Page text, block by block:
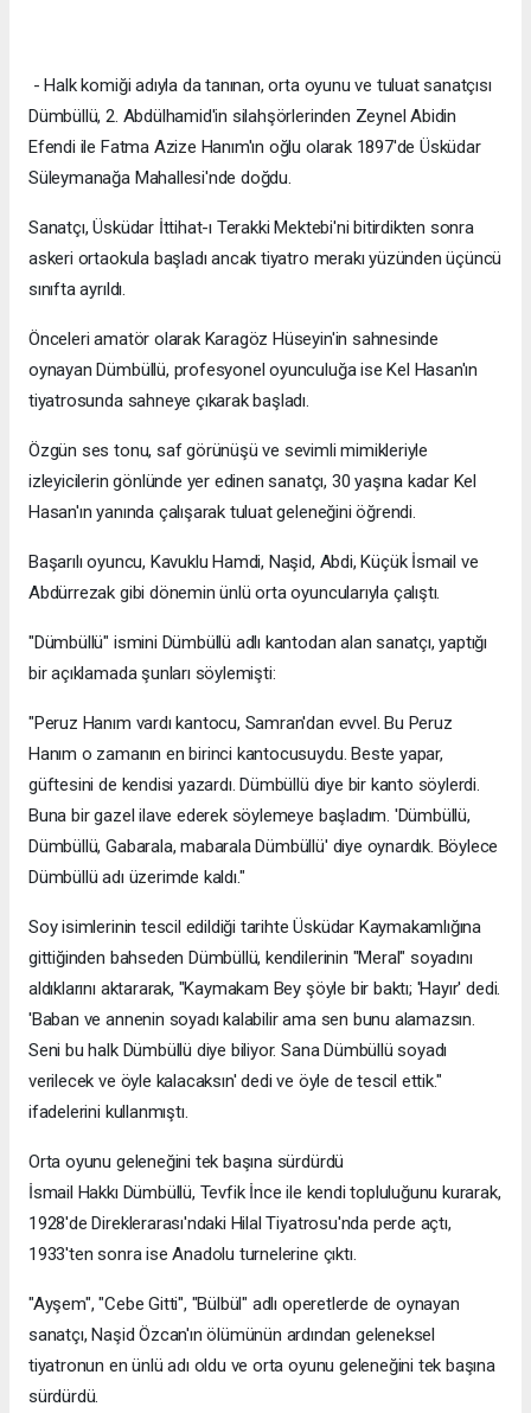
- Halk komiği adıyla da tanınan, orta oyunu ve tuluat sanatçısı
Dümbüllü, 2. Abdülhamid'in silahşörlerinden Zeynel Abidin
Efendi ile Fatma Azize Hanım'ın oğlu olarak 1897'de Üsküdar
Süleymanağa Mahallesi'nde doğdu.
Sanatçı, Üsküdar İttihat-ı Terakki Mektebi'ni bitirdikten sonra
askeri ortaokula başladı ancak tiyatro merakı yüzünden üçüncü
sınıfta ayrıldı.
Önceleri amatör olarak Karagöz Hüseyin'in sahnesinde
oynayan Dümbüllü, profesyonel oyunculuğa ise Kel Hasan'ın
tiyatrosunda sahneye çıkarak başladı.
Özgün ses tonu, saf görünüşü ve sevimli mimikleriyle
izleyicilerin gönlünde yer edinen sanatçı, 30 yaşına kadar Kel
Hasan'ın yanında çalışarak tuluat geleneğini öğrendi.
Başarılı oyuncu, Kavuklu Hamdi, Naşid, Abdi, Küçük İsmail ve
Abdürrezak gibi dönemin ünlü orta oyuncularıyla çalıştı.
"Dümbüllü" ismini Dümbüllü adlı kantodan alan sanatçı, yaptığı
bir açıklamada şunları söylemişti:
"Peruz Hanım vardı kantocu, Samran'dan evvel. Bu Peruz
Hanım o zamanın en birinci kantocusuydu. Beste yapar,
güftesini de kendisi yazardı. Dümbüllü diye bir kanto söylerdi.
Buna bir gazel ilave ederek söylemeye başladım. 'Dümbüllü,
Dümbüllü, Gabarala, mabarala Dümbüllü' diye oynardık. Böylece
Dümbüllü adı üzerimde kaldı."
Soy isimlerinin tescil edildiği tarihte Üsküdar Kaymakamlığına
gittiğinden bahseden Dümbüllü, kendilerinin "Meral" soyadını
aldıklarını aktararak, "Kaymakam Bey şöyle bir baktı; 'Hayır' dedi.
'Baban ve annenin soyadı kalabilir ama sen bunu alamazsın.
Seni bu halk Dümbüllü diye biliyor. Sana Dümbüllü soyadı
verilecek ve öyle kalacaksın' dedi ve öyle de tescil ettik."
ifadelerini kullanmıştı.
Orta oyunu geleneğini tek başına sürdürdü
İsmail Hakkı Dümbüllü, Tevfik İnce ile kendi topluluğunu kurarak,
1928'de Direklerarası'ndaki Hilal Tiyatrosu'nda perde açtı,
1933'ten sonra ise Anadolu turnelerine çıktı.
"Ayşem", "Cebe Gitti", "Bülbül" adlı operetlerde de oynayan
sanatçı, Naşid Özcan'ın ölümünün ardından geleneksel
tiyatronun en ünlü adı oldu ve orta oyunu geleneğini tek başına
sürdürdü.